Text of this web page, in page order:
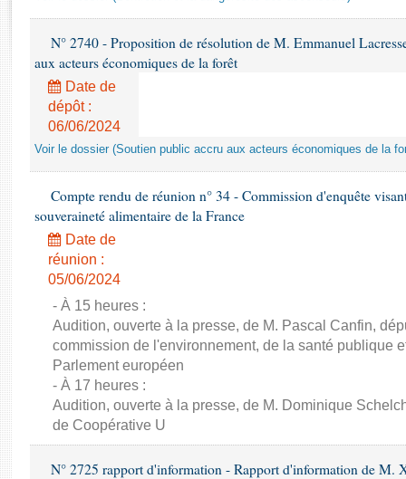
Rapports d'enquête
Rapports sur l'application des lois
Baromètre de l’application des lois
Dossiers législatifs
Budget et sécurité sociale
Comptes rendus des débats
N° 2740 - Proposition de résolution de M. Emmanuel
aux acteurs économiques de la forêt
Date de
dépôt :
06/06/2024
Voir le dossier (Soutien public accru aux acteurs économiques de la
Compte rendu de réunion n° 34 - Commission d'enquête
souveraineté alimentaire de la France
Date de
réunion :
05/06/2024
- À 15 heures :
Audition, ouverte à la presse, de M. Pascal Canfin,
commission de l'environnement, de la santé publique
Parlement européen
- À 17 heures :
Audition, ouverte à la presse, de M. Dominique
de Coopérative U
N° 2725 rapport d'information - Rapport d'information de M.